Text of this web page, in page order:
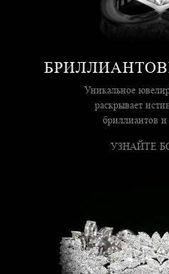
Уникальное
раскрывает
бриллиантов и
УЗНАЙТЕ